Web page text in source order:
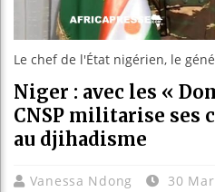
Le chef de l'État nigérien, le
Niger : avec les «
CNSP militarise ses
au djihadisme
Vanessa Ndong 30